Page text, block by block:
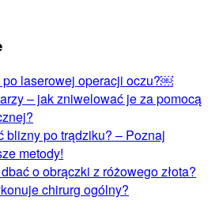
po laserowej operacji oczu?￼
– jak zniwelować je za pomocą
blizny po trądziku? – Poznaj
metody!
o obrączki z różowego złota?
chirurg ogólny?